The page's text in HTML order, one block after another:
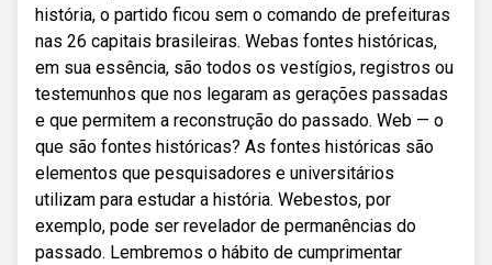
história, o partido ficou sem o comando de prefeituras
nas 26 capitais brasileiras. Webas fontes históricas,
em sua essência, são todos os vestígios, registros ou
testemunhos que nos legaram as gerações passadas
e que permitem a reconstrução do passado. Web — o
que são fontes históricas? As fontes históricas são
elementos que pesquisadores e universitários
utilizam para estudar a história. Webestos, por
exemplo, pode ser revelador de permanências do
passado. Lembremos o hábito de cumprimentar